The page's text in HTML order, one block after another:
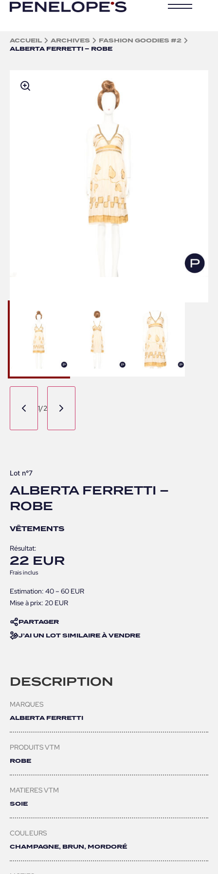
ACCUEIL ARCHIVES
FASHION GOODIES #2
ALBERTA FERRETTI – ROBE
1/2
Lot n°7
ALBERTA FERRETTI –
ROBE
VÊTEMENTS
Résultat:
22 EUR
Frais inclus
Estimation: 40 – 60 EUR
Mise à prix: 20 EUR
PARTAGER
J’AI UN LOT SIMILAIRE À VENDRE
DESCRIPTION
MARQUES
ALBERTA FERRETTI
PRODUITS VTM
ROBE
MATIERES VTM
SOIE
COULEURS
CHAMPAGNE, BRUN, MORDORÉ